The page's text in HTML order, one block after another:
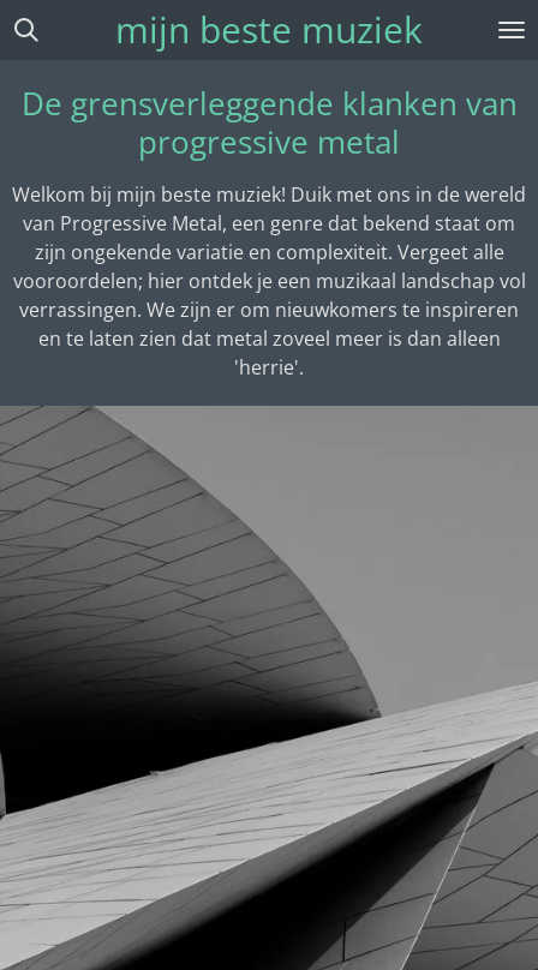
Ga
de
mijn beste muziek
De grensverleggende klanken van
progressive metal
Welkom bij mijn beste muziek! Duik met ons in de wereld
van Progressive Metal, een genre dat bekend staat om
zijn ongekende variatie en complexiteit. Vergeet alle
vooroordelen; hier ontdek je een muzikaal landschap vol
verrassingen. We zijn er om nieuwkomers te inspireren
en te laten zien dat metal zoveel meer is dan alleen
'herrie'.